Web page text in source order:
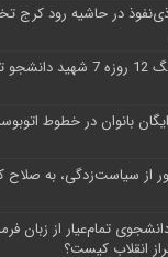
در حاشیه‌ رود کرج
استان البرز در جنگ 12 روزه 7 شهید
بانوان در خطوط
از سیاست‌زدگی، به صلاح
تمام‌عیار از زبان
انقلاب کیست؟